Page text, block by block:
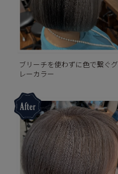
ブリーチを使わずに色で繋ぐグ
レーカラー